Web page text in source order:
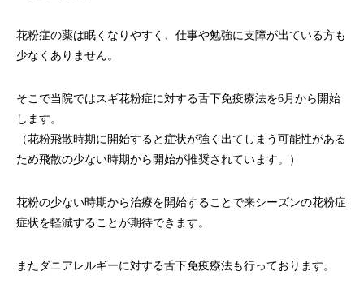
花粉症の薬は眠くなりやすく、仕事や勉強に支障が出ている方も
少なくありません。
そこで当院ではスギ花粉症に対する舌下免疫療法を6月から開始
します。
（花粉飛散時期に開始すると症状が強く出てしまう可能性がある
ため飛散の少ない時期から開始が推奨されています。）
花粉の少ない時期から治療を開始することで来シーズンの花粉症
症状を軽減することが期待できます。
またダニアレルギーに対する舌下免疫療法も行っております。